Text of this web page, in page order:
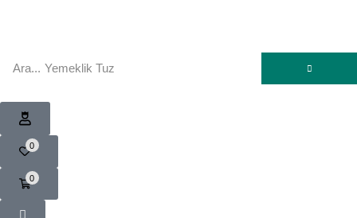
Ara... Yemeklik Tuz
0
0